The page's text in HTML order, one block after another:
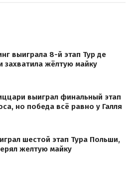
выиграла 8-й этап Тур де
жёлтую майку
выиграл финальный этап
но победа всё равно у Галля
шестой этап Тура Польши,
желтую майку